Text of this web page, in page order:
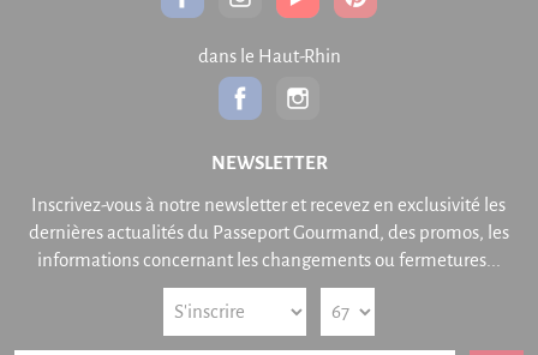
dans le Haut-Rhin
NEWSLETTER
Inscrivez-vous à notre newsletter et recevez en exclusivité les
dernières actualités du Passeport Gourmand, des promos, les
informations concernant les changements ou fermetures...